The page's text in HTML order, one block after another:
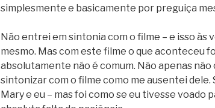
simplesmente e basicamente por preguiça
Não entrei em sintonia com o filme – e isso às
mesmo. Mas com este filme o que aconteceu
absolutamente não é comum. Não apenas não
sintonizar com o filme como me ausentei dele.
Mary e eu – mas foi como se eu tivesse voado